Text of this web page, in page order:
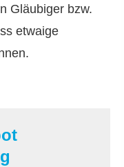
Gläubiger bzw.
etwaige